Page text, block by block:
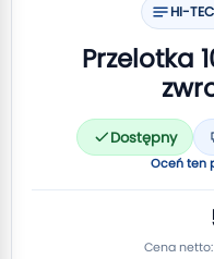
HI-
Przelotka
Dostępny
Oceń ten